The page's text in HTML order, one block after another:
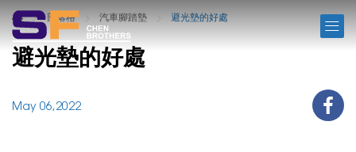
部落格 汽車腳踏墊 避光墊的好處
避光墊的好處
May 06,2022